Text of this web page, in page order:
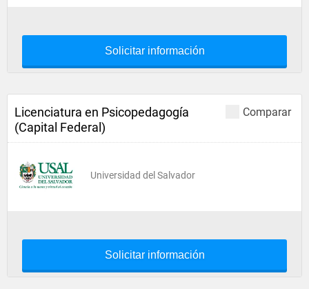
Solicitar información
Comparar
Licenciatura en Psicopedagogía
(Capital Federal)
Universidad del Salvador
Solicitar información